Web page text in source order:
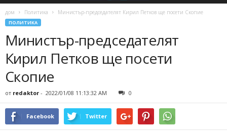
дом Политика Министър-председателят Кирил Петков ще посети Скопие
ПОЛИТИКА
Министър-председателят
Кирил Петков ще посети
Скопие
от redaktor - 2022/01/08 11:13:32 AM 0
Facebook Twitter